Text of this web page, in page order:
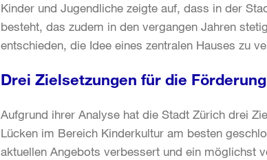
Kinder und Jugendliche zeigte auf, dass in der
besteht, das zudem in den vergangen Jahren
entschieden, die Idee eines zentralen Hauses zu
Drei Zielsetzungen für die
Aufgrund ihrer Analyse hat die Stadt Zürich drei
Lücken im Bereich Kinderkultur am besten
aktuellen Angebots verbessert und ein möglichst